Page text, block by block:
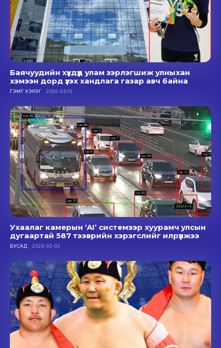
Баячуудийн хүүхдүүд улам зэрлэгшиж улныхан
хэмээн дорд үзэх хандлага газар авч байна
ГЭМТ ХЭРЭГ 2026-03-10
Ухаалаг камерын ‘AI’ системээр хуурамч улсын
дугаартай 587 тээврийн хэрэгслийг илрүүлжээ
БУСАД 2026-02-02